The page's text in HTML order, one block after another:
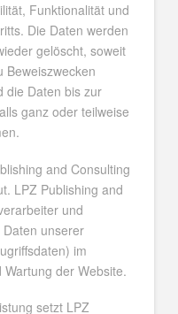
Funktionalität und
Die Daten werden
gelöscht, soweit
Beweiszwecken
die Daten bis zur
ganz oder teilweise
and Consulting
LPZ Publishing and
und
unserer
im
der Website.
setzt LPZ